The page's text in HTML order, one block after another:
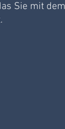
Sie mit dem